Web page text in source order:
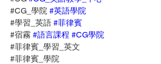
#CG_學院 #英語學院
#學習_英語 #菲律賓
#宿霧 #語言課程 #CG學院
#菲律賓_學習_英文
#菲律賓_學院